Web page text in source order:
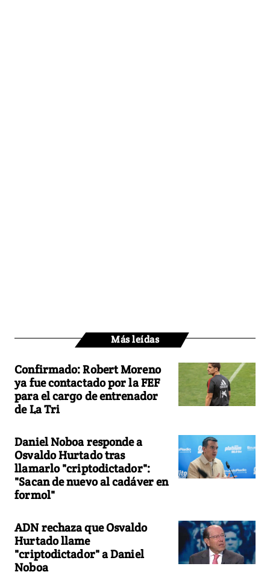
Más leídas
Confirmado: Robert Moreno
ya fue contactado por la FEF
para el cargo de entrenador
de La Tri
Daniel Noboa responde a
Osvaldo Hurtado tras
llamarlo "criptodictador":
"Sacan de nuevo al cadáver en
formol"
ADN rechaza que Osvaldo
Hurtado llame
"criptodictador" a Daniel
Noboa